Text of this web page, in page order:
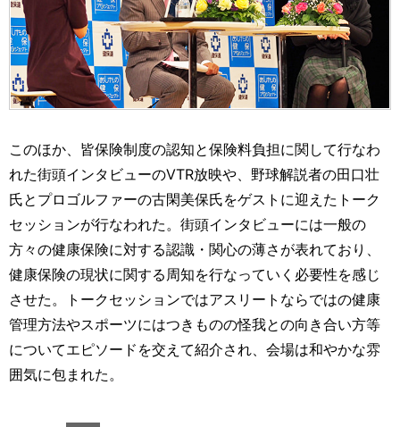
このほか、皆保険制度の認知と保険料負担に関して行なわ
れた街頭インタビューのVTR放映や、野球解説者の田口壮
氏とプロゴルファーの古閑美保氏をゲストに迎えたトーク
セッションが行なわれた。街頭インタビューには一般の
方々の健康保険に対する認識・関心の薄さが表れており、
健康保険の現状に関する周知を行なっていく必要性を感じ
させた。トークセッションではアスリートならではの健康
管理方法やスポーツにはつきものの怪我との向き合い方等
についてエピソードを交えて紹介され、会場は和やかな雰
囲気に包まれた。